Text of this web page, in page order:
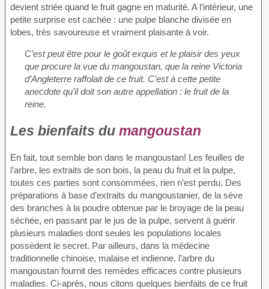
devient striée quand le fruit gagne en maturité. A l’intérieur, une
petite surprise est cachée : une pulpe blanche divisée en
lobes, très savoureuse et vraiment plaisante à voir.
C’est peut être pour le goût exquis et le plaisir des yeux
que procure la vue du mangoustan, que la reine Victoria
d’Angleterre raffolait de ce fruit. C’est à cette petite
anecdote qu’il doit son autre appellation : le fruit de la
reine.
Les bienfaits du mangoustan
En fait, tout semble bon dans le mangoustan! Les feuilles de
l’arbre, les extraits de son bois, la peau du fruit et la pulpe,
toutes ces parties sont consommées, rien n’est perdu. Des
préparations à base d’extraits du mangoustanier, de la sève
des branches à la poudre obtenue par le broyage de la peau
séchée, en passant par le jus de la pulpe, servent à guérir
plusieurs maladies dont seules les populations locales
possèdent le secret. Par ailleurs, dans la médecine
traditionnelle chinoise, malaise et indienne, l’arbre du
mangoustan fournit des remèdes efficaces contre plusieurs
maladies. Ci-après, nous citons quelques bienfaits de ce fruit